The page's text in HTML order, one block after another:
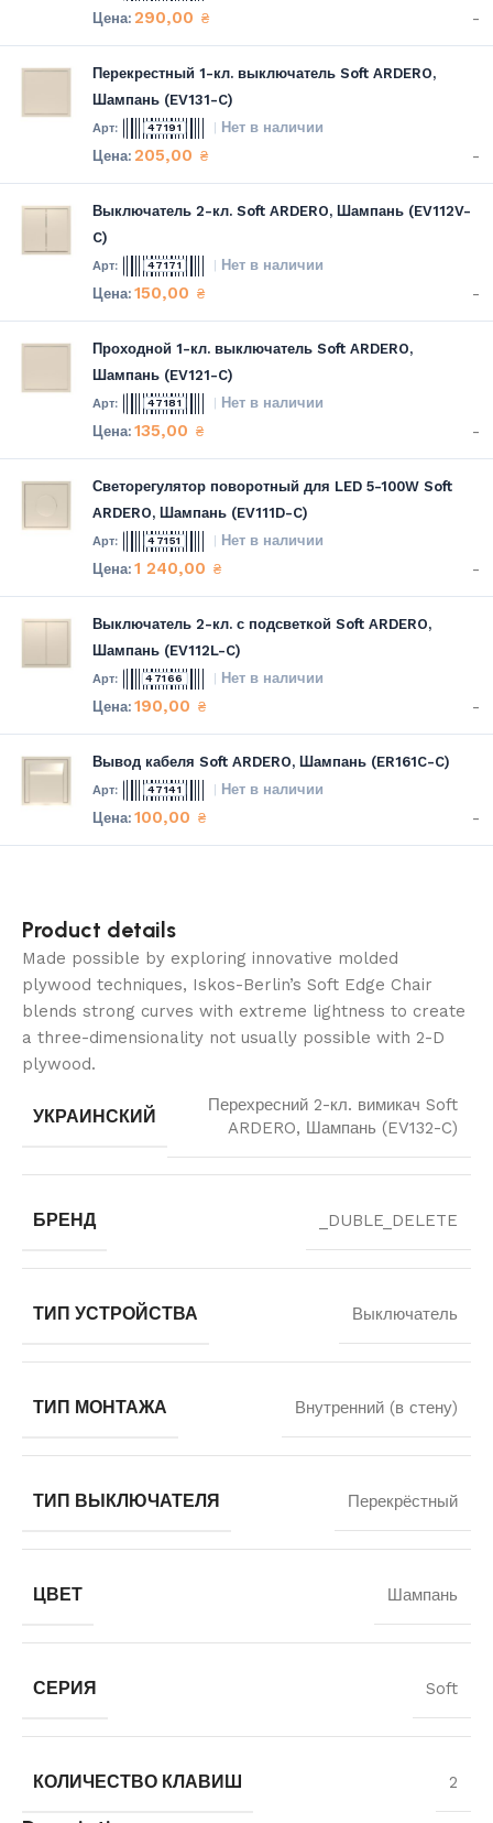
290,00 ₴ -
Перекрестный 1-кл. выключатель Soft ARDERO,
Шампань (EV131-C)
47191 Нет в наличии
205,00 ₴ -
Выключатель 2-кл. Soft ARDERO, Шампань (EV112V-
C)
47171 Нет в наличии
150,00 ₴ -
Проходной 1-кл. выключатель Soft ARDERO,
Шампань (EV121-C)
47181 Нет в наличии
135,00 ₴ -
Светорегулятор поворотный для LED 5-100W Soft
ARDERO, Шампань (EV111D-C)
47151 Нет в наличии
1 240,00 ₴ -
Выключатель 2-кл. с подсветкой Soft ARDERO,
Шампань (EV112L-C)
47166 Нет в наличии
190,00 ₴ -
Вывод кабеля Soft ARDERO, Шампань (ER161C-C)
47141 Нет в наличии
100,00 ₴ -
Product details
Made possible by exploring innovative molded
plywood techniques, Iskos-Berlin’s Soft Edge Chair
blends strong curves with extreme lightness to create
a three-dimensionality not usually possible with 2-D
plywood.
УКРАИНСКИЙ
Перехресний 2-кл. вимикач Soft
ARDERO, Шампань (EV132-C)
БРЕНД _DUBLE_DELETE
ТИП УСТРОЙСТВА Выключатель
ТИП МОНТАЖА Внутренний (в стену)
ТИП ВЫКЛЮЧАТЕЛЯ Перекрёстный
ЦВЕТ Шампань
СЕРИЯ Soft
КОЛИЧЕСТВО КЛАВИШ 2